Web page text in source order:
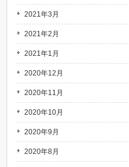
2021年3月
2021年2月
2021年1月
2020年12月
2020年11月
2020年10月
2020年9月
2020年8月